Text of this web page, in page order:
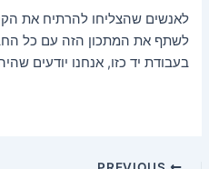
לאנשים שהצליחו להרתיח את
לשתף את המתכון הזה עם כל
בעבודת יד כזו, אנחנו יודעים